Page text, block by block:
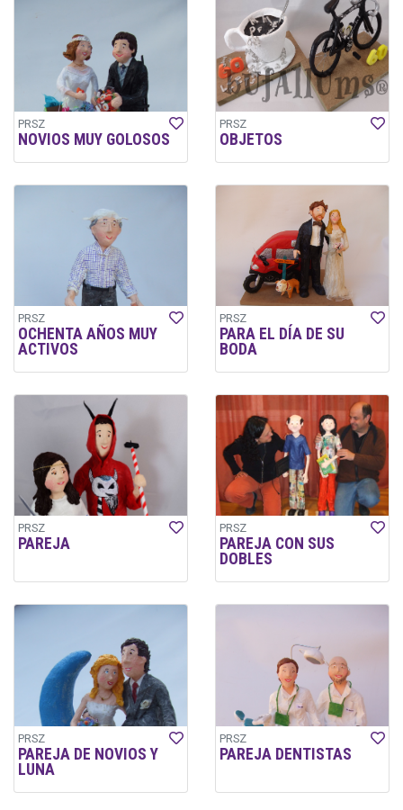
PRSZ
NOVIOS MUY GOLOSOS
PRSZ
OBJETOS
PRSZ
OCHENTA AÑOS MUY
ACTIVOS
PRSZ
PARA EL DÍA DE SU
BODA
PRSZ
PAREJA
PRSZ
PAREJA CON SUS
DOBLES
PRSZ
PAREJA DE NOVIOS Y
LUNA
PRSZ
PAREJA DENTISTAS